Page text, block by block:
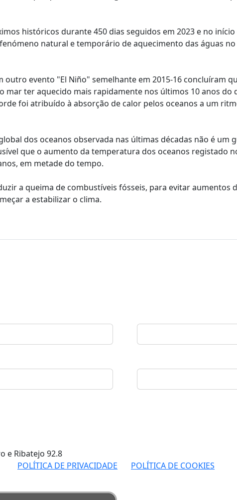
históricos durante 450 dias seguidos em 2023 e no início
natural e temporário de aquecimento das águas
evento "El Niño" semelhante em 2015-16 concluíram
ter aquecido mais rapidamente nos últimos 10 anos do
foi atribuído à absorção de calor pelos oceanos a um
dos oceanos observada nas últimas décadas não é um
que o aumento da temperatura dos oceanos registado
em metade do tempo.
a queima de combustíveis fósseis, para evitar aumentos
a estabilizar o clima.
e Ribatejo 92.8
POLÍTICA DE PRIVACIDADE POLÍTICA DE COOKIES